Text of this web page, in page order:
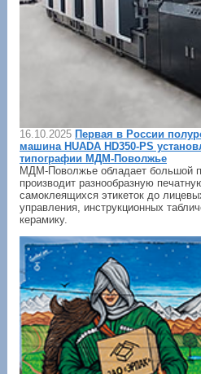
16.10.2025 Первая в России
машина HUADA HD350-PS
типографии МДМ-Поволжье
МДМ-Поволжье обладает большой
производит разнообразную
самоклеящихся этикеток до
управления, инструкционных
керамику.